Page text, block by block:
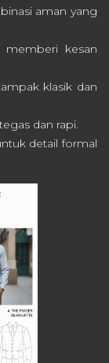
aman yang
kesan
klasik dan
dan rapi.
detail formal